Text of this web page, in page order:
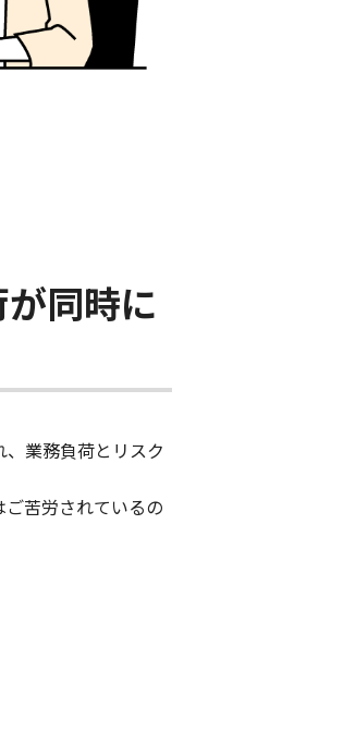
同時に
業務負荷とリスク
苦労されているの